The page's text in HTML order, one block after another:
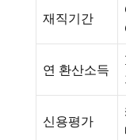
재직기간
연 환산소득
신용평가